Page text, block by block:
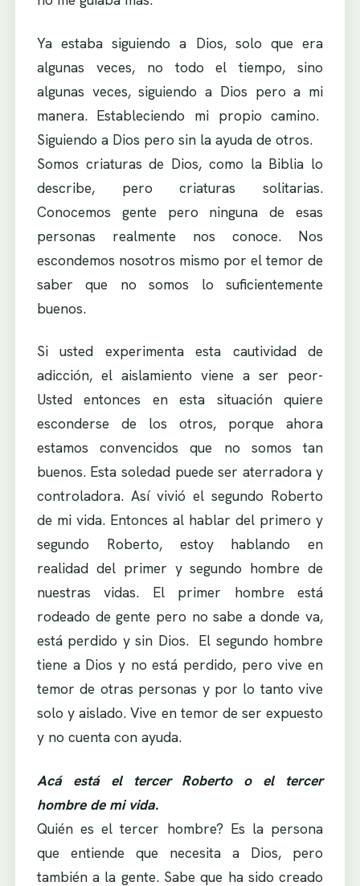
Ya estaba siguiendo a Dios, solo que era
algunas veces, no todo el tiempo, sino
algunas veces, siguiendo a Dios pero a mi
manera. Estableciendo mi propio camino.
Siguiendo a Dios pero sin la ayuda de otros.
Somos criaturas de Dios, como la Biblia lo
describe, pero criaturas solitarias.
Conocemos gente pero ninguna de esas
personas realmente nos conoce. Nos
escondemos nosotros mismo por el temor de
saber que no somos lo suficientemente
buenos.
Si usted experimenta esta cautividad de
adicción, el aislamiento viene a ser peor-
Usted entonces en esta situación quiere
esconderse de los otros, porque ahora
estamos convencidos que no somos tan
buenos. Esta soledad puede ser aterradora y
controladora. Así vivió el segundo Roberto
de mi vida. Entonces al hablar del primero y
segundo Roberto, estoy hablando en
realidad del primer y segundo hombre de
nuestras vidas. El primer hombre está
rodeado de gente pero no sabe a donde va,
está perdido y sin Dios. El segundo hombre
tiene a Dios y no está perdido, pero vive en
temor de otras personas y por lo tanto vive
solo y aislado. Vive en temor de ser expuesto
y no cuenta con ayuda.
Acá está el tercer Roberto o el tercer
hombre de mi vida.
Quién es el tercer hombre? Es la persona
que entiende que necesita a Dios, pero
también a la gente. Sabe que ha sido creado